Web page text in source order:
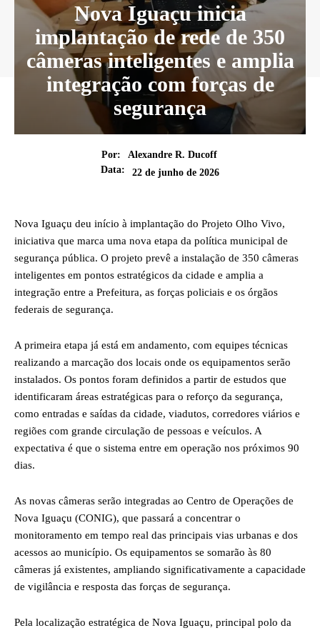
Nova Iguaçu inicia
implantação de rede de 350
câmeras inteligentes e amplia
integração com forças de
segurança
Por:
Alexandre R. Ducoff
Data:
22 de junho de 2026
Nova Iguaçu deu início à implantação do Projeto Olho Vivo,
iniciativa que marca uma nova etapa da política municipal de
segurança pública. O projeto prevê a instalação de 350 câmeras
inteligentes em pontos estratégicos da cidade e amplia a
integração entre a Prefeitura, as forças policiais e os órgãos
federais de segurança.
A primeira etapa já está em andamento, com equipes técnicas
realizando a marcação dos locais onde os equipamentos serão
instalados. Os pontos foram definidos a partir de estudos que
identificaram áreas estratégicas para o reforço da segurança,
como entradas e saídas da cidade, viadutos, corredores viários e
regiões com grande circulação de pessoas e veículos. A
expectativa é que o sistema entre em operação nos próximos 90
dias.
As novas câmeras serão integradas ao Centro de Operações de
Nova Iguaçu (CONIG), que passará a concentrar o
monitoramento em tempo real das principais vias urbanas e dos
acessos ao município. Os equipamentos se somarão às 80
câmeras já existentes, ampliando significativamente a capacidade
de vigilância e resposta das forças de segurança.
Pela localização estratégica de Nova Iguaçu, principal polo da